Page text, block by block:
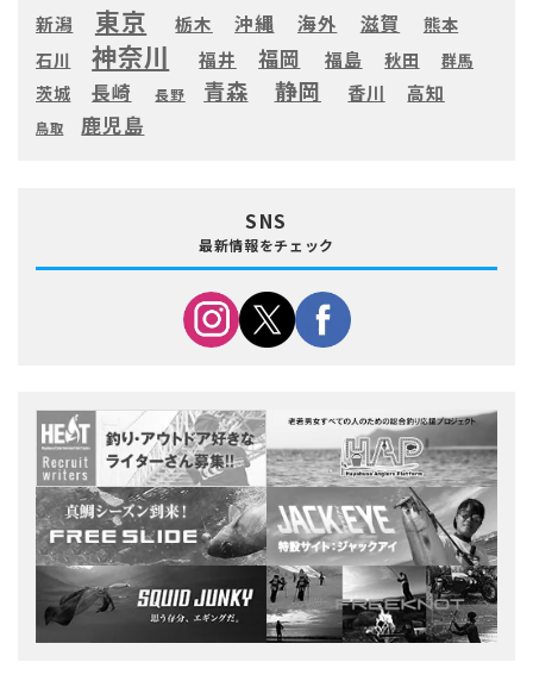
新潟 東京 栃木 沖縄 海外 滋賀
熊本
石川
神奈川 福井 福岡 福島 秋田 群馬
茨城 長崎 長野 青森 静岡 香川 高知
鳥取 鹿児島
SNS
最新情報をチェック